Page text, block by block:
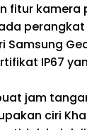
fitur
IP67
jam
ciri